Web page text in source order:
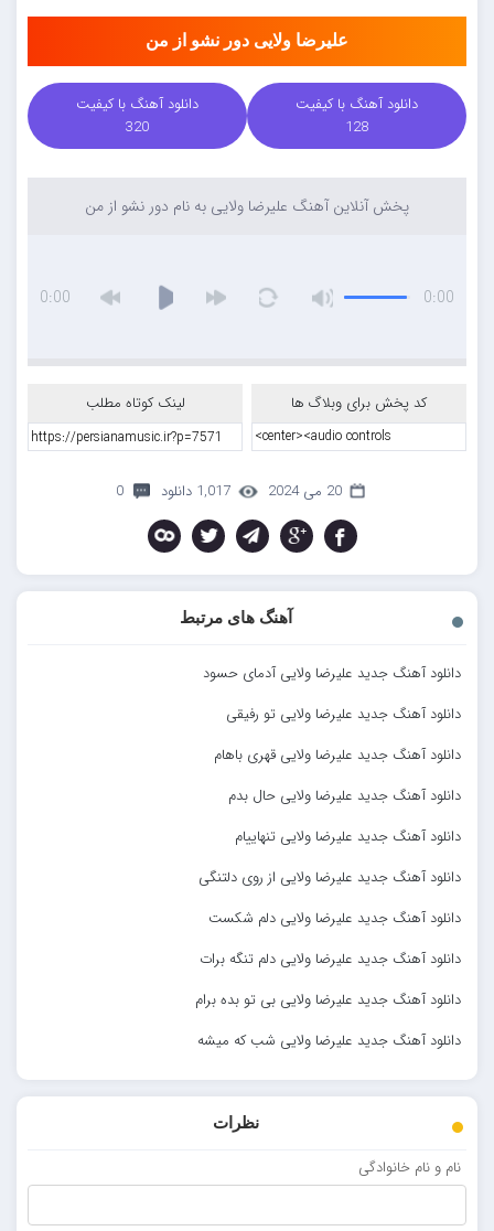
علیرضا ولایی دور نشو از من
دانلود آهنگ با کیفیت
128
دانلود آهنگ با کیفیت
320
پخش آنلاین آهنگ علیرضا ولایی به نام دور نشو از من
0:00
0:00
کد پخش برای وبلاگ ها لینک کوتاه مطلب
20 می 2024 1,017 دانلود 0
آهنگ های مرتبط
دانلود آهنگ جدید علیرضا ولایی آدمای حسود
دانلود آهنگ جدید علیرضا ولایی تو رفیقی
دانلود آهنگ جدید علیرضا ولایی قهری باهام
دانلود آهنگ جدید علیرضا ولایی حال بدم
دانلود آهنگ جدید علیرضا ولایی تنهاییام
دانلود آهنگ جدید علیرضا ولایی از روی دلتنگی
دانلود آهنگ جدید علیرضا ولایی دلم شکست
دانلود آهنگ جدید علیرضا ولایی دلم تنگه برات
دانلود آهنگ جدید علیرضا ولایی بی تو بده برام
دانلود آهنگ جدید علیرضا ولایی شب که میشه
نظرات
نام و نام خانوادگی